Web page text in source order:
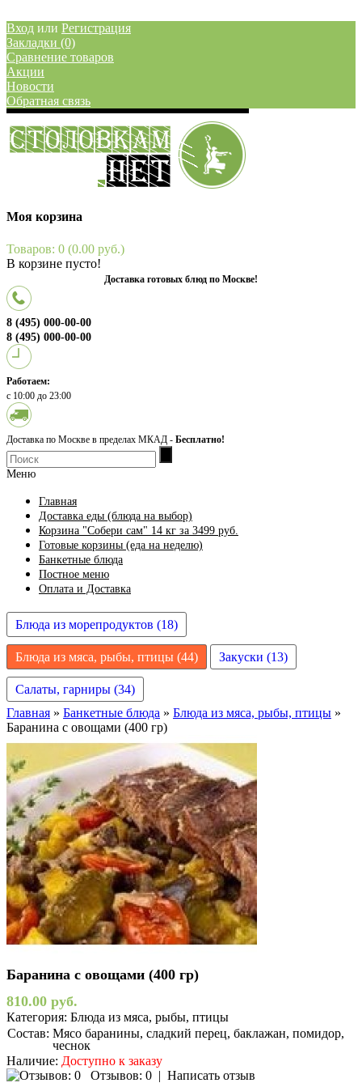
Вход или Регистрация
Закладки (0)
Сравнение товаров
Акции
Новости
Обратная связь
Моя корзина
Товаров: 0 (0.00 руб.)
В корзине пусто!
Доставка готовых блюд по Москве!
8 (495) 000-00-00
8 (495) 000-00-00
Работаем:
с 10:00 до 23:00
Доставка по Москве в пределах МКАД - Бесплатно!
Меню
Главная
Доставка еды (блюда на выбор)
Корзина "Собери сам" 14 кг за 3499 руб.
Готовые корзины (еда на неделю)
Банкетные блюда
Постное меню
Оплата и Доставка
Блюда из морепродуктов (18)
Блюда из мяса, рыбы, птицы (44) Закуски (13)
Салаты, гарниры (34)
Главная » Банкетные блюда » Блюда из мяса, рыбы, птицы »
Баранина с овощами (400 гр)
Баранина с овощами (400 гр)
810.00 руб.
Категория: Блюда из мяса, рыбы, птицы
Состав: Мясо баранины, сладкий перец, баклажан, помидор,
чеснок
Наличие: Доступно к заказу
Отзывов: 0 | Написать отзыв